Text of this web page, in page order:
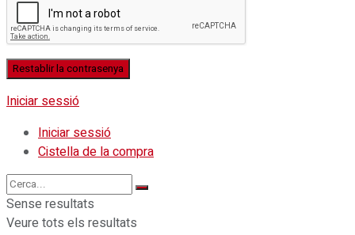
Iniciar sessió
Iniciar sessió
Cistella de la compra
Sense resultats
Veure tots els resultats